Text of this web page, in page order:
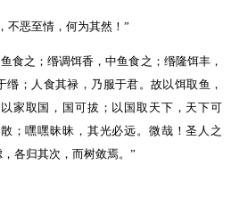
不恶至情，何为其然！ ”
食之；缗调饵香，中鱼食之；缗隆饵丰，
缗；人食其禄，乃服于君。故以饵取鱼，
家取国，国可拔；以国取天下，天下可
；嘿嘿昧昧，其光必远。微哉！圣人之
各归其次，而树敛焉。 ”